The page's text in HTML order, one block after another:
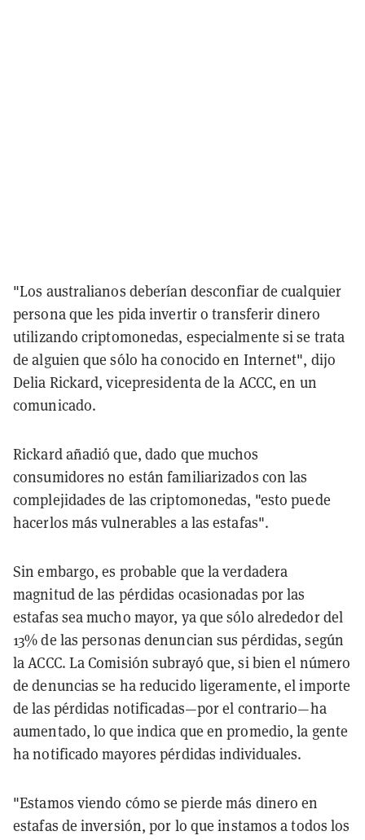
"Los australianos deberían desconfiar de cualquier
persona que les pida invertir o transferir dinero
utilizando criptomonedas, especialmente si se trata
de alguien que sólo ha conocido en Internet", dijo
Delia Rickard, vicepresidenta de la ACCC, en un
comunicado.
Rickard añadió que, dado que muchos
consumidores no están familiarizados con las
complejidades de las criptomonedas, "esto puede
hacerlos más vulnerables a las estafas".
Sin embargo, es probable que la verdadera
magnitud de las pérdidas ocasionadas por las
estafas sea mucho mayor, ya que sólo alrededor del
13% de las personas denuncian sus pérdidas, según
la ACCC. La Comisión subrayó que, si bien el número
de denuncias se ha reducido ligeramente, el importe
de las pérdidas notificadas—por el contrario—ha
aumentado, lo que indica que en promedio, la gente
ha notificado mayores pérdidas individuales.
"Estamos viendo cómo se pierde más dinero en
estafas de inversión, por lo que instamos a todos los